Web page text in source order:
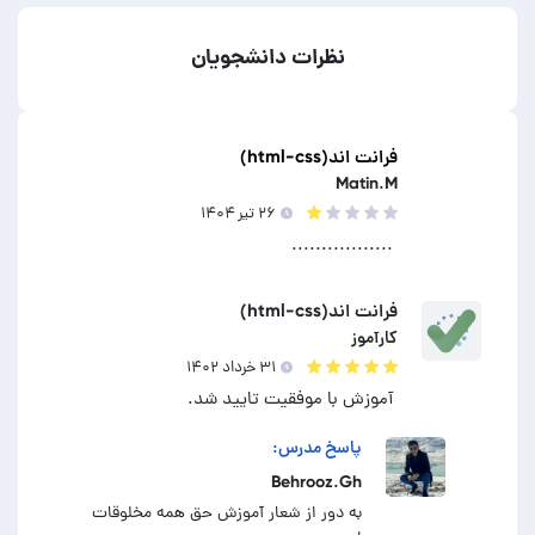
نظرات دانشجویان
فرانت اند(html-css)
Matin.M
۲۶ تير ۱۴۰۴
.................
فرانت اند(html-css)
کارآموز
۳۱ خرداد ۱۴۰۲
آموزش با موفقیت تایید شد.
پاسخ مدرس:
Behrooz.Gh
به دور از شعار آموزش حق همه مخلوقات